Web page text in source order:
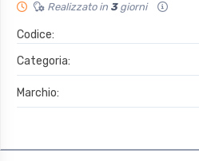
Realizzato in 3giorni
Codice:
Categoria:
Marchio: